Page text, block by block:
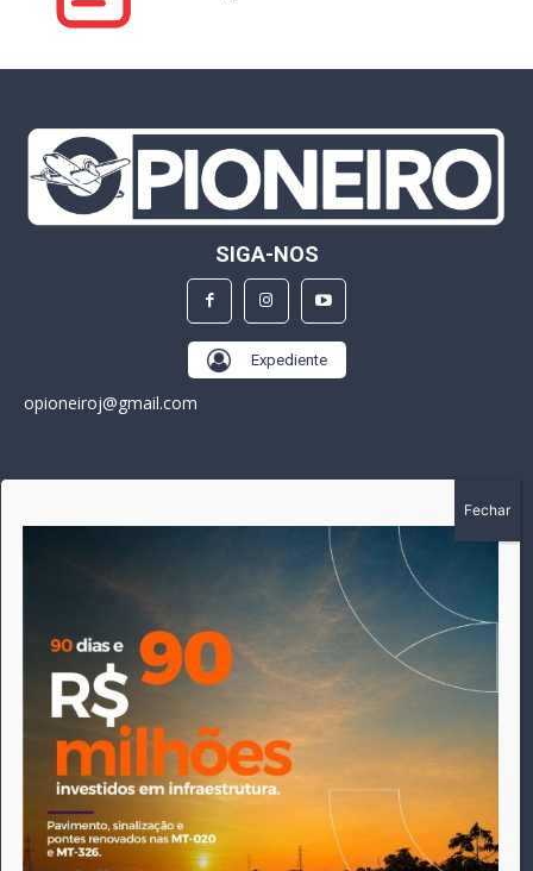
SIGA-NOS
Expediente
opioneiroj@gmail.com
A história do Pioneiro inicia em fevereiro de 2005 em
Canarana - MT, na época, como um jornal impresso semanal,
que chegou a possuir mil assinantes. Durante 15 anos, foram
publicadas 691 edições que narraram os acontecimentos
políticos, policiais e cotidianos de Canarana e região. Fiel a sua
origem, pautado sempre pela busca incessante da
imparcialidade, faz jus a sua logo, com o característico "avião
da praça" de Canarana, sendo o símbolo do
comprometimento deste veículo de comunicação com o
relato dos fatos neste município. Em 06 de dezembro de 2019
circulou a última edição impressa do jornal, que desde então
tem veiculação exclusivamente online.